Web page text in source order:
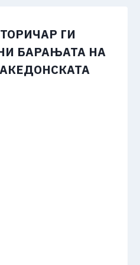
ГИ
БАРАЊАТА НА